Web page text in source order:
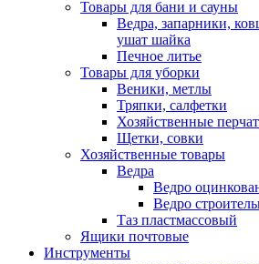
Товары для бани и сауны
Ведра, запарники,
ушат шайка
Печное литье
Товары для уборки
Веники, метлы
Тряпки, салфетки
Хозяйственные
Щетки, совки
Хозяйственные товары
Ведра
Ведро
Ведро
Таз пластмассовый
Ящики почтовые
Инструменты